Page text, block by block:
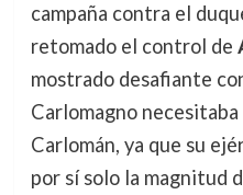
campaña contra el
retomado el control de
mostrado desafiante
Carlomagno
Carlomán, ya que su
por sí solo la magnitud